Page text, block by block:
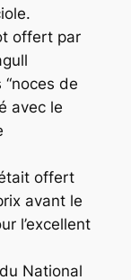
offert par
de
avec le
offert
avant le
l’excellent
National